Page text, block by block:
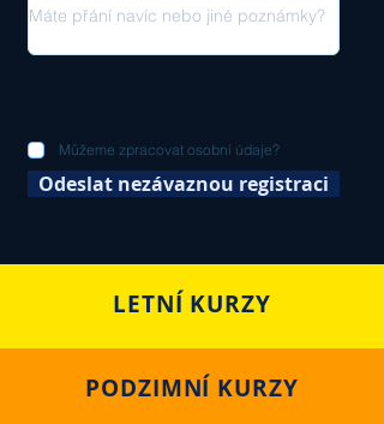
Můžeme zpracovat osobní údaje?
Odeslat nezávaznou registraci
LETNÍ KURZY
PODZIMNÍ KURZY